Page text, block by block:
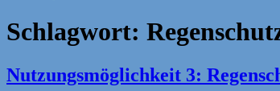
Schlagwort:
Nutzungsmöglichkeit 3: